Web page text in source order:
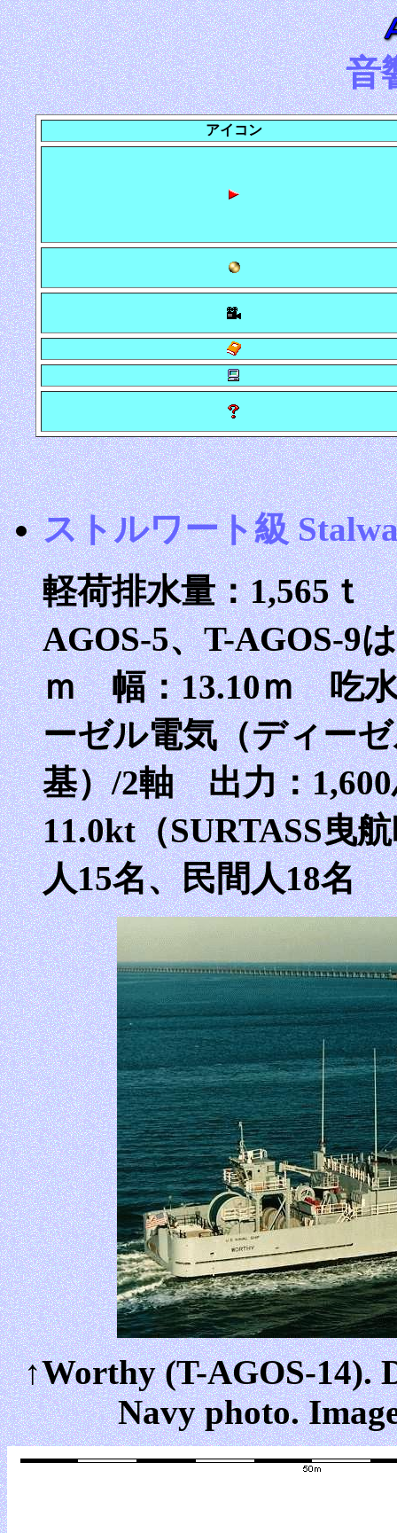
音
アイコン
ストルワート級
軽荷排水量：1,565ｔ
AGOS-5、T-AGOS-9
ｍ 幅：13.10ｍ 吃
ーゼル電気（ディー
基）/2軸 出力：
11.0kt（SURTASS曳
人15名、民間人18名
↑Worthy (T-AGOS-14).
Navy photo.